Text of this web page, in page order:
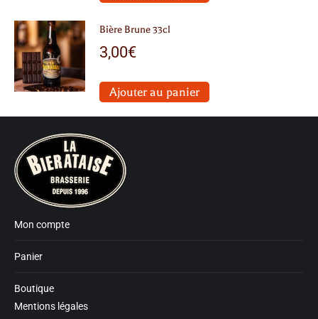
Bière Brune 33cl
3,00€
Ajouter au panier
Mon compte
Panier
Boutique
Mentions légales